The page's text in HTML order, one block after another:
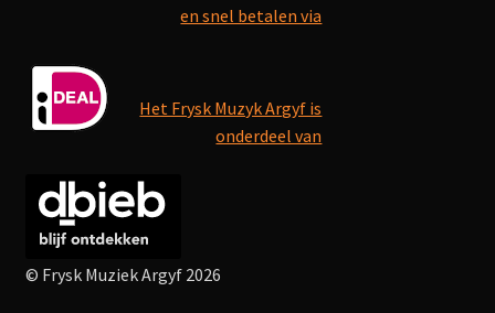
en snel betalen via
Het Frysk Muzyk Argyf is
onderdeel van
© Frysk Muziek Argyf 2026